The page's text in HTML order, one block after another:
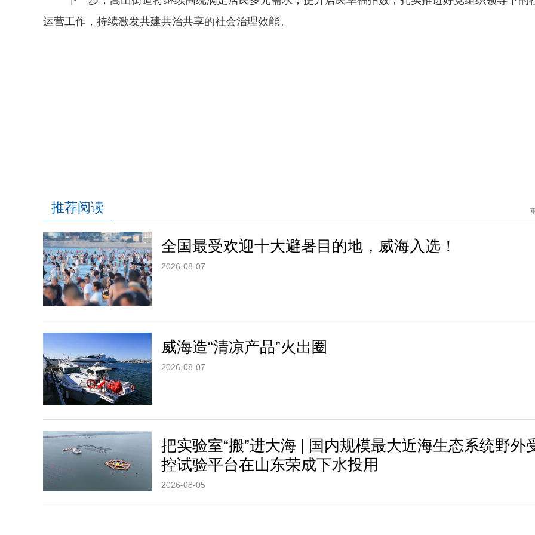
运营工作，持续激发共建共治共享的社会治理效能。
推荐阅读
全国最受欢迎十大避暑目的地，威海入选！
2026-08-07
威海造“清凉产品”火出圈
2026-08-07
把实验室“搬”进大海 | 国内规模最大近海生态系统野外
控试验平台在山东荣成下水投用
2026-08-05